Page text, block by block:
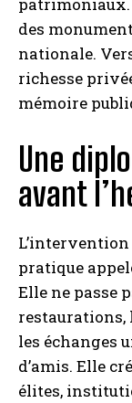
des
nationale.
richesse
mémoire
Une
avant
pratique
Elle ne passe
restaurations,
les échanges
d’amis. Elle
élites,